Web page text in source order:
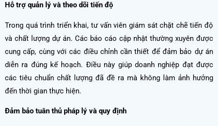
Hỗ trợ quản lý và theo dõi tiến độ
Trong quá trình triển khai, tư vấn viên giám sát chặt chẽ tiến độ
và chất lượng dự án. Các báo cáo cập nhật thường xuyên được
cung cấp, cùng với các điều chỉnh cần thiết để đảm bảo dự án
diễn ra đúng kế hoạch. Điều này giúp doanh nghiệp đạt được
các tiêu chuẩn chất lượng đã đề ra mà không làm ảnh hưởng
đến thời gian thực hiện.
Đảm bảo tuân thủ pháp lý và quy định